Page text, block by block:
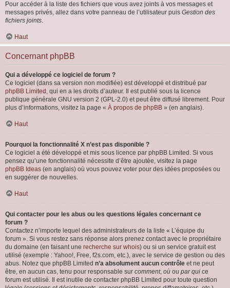
Pour accéder à la liste des fichiers que vous avez joints à vos messages et
messages privés, allez dans votre panneau de l’utilisateur puis Gestion des
fichiers joints.
Haut
Concernant phpBB
Qui a développé ce logiciel de forum ?
Ce logiciel (dans sa version non modifiée) est développé et distribué par
phpBB Limited , qui en a les droits d’auteur. Il est publié sous la licence
publique générale GNU version 2 (GPL-2.0) et peut être diffusé librement. Pour
plus d’informations, visitez la page « À propos de phpBB » (en anglais).
Haut
Pourquoi la fonctionnalité X n’est pas disponible ?
Ce logiciel a été développé et mis sous licence par phpBB Limited. Si vous
pensez qu’une fonctionnalité nécessite d’être ajoutée, visitez la page
phpBB Ideas (en anglais) où vous pouvez voter pour des idées proposées ou
en suggérer de nouvelles.
Haut
Qui contacter pour les abus ou les questions légales concernant ce
forum ?
Contactez n’importe lequel des administrateurs de la liste « L’équipe du
forum ». Si vous restez sans réponse alors prenez contact avec le propriétaire
du domaine (en faisant une recherche sur whois) ou si un service gratuit est
utilisé (exemple : Yahoo!, Free, f2s.com, etc.), avec le service de gestion ou des
abus. Notez que phpBB Limited n’a absolument aucun contrôle et ne peut
être, en aucun cas, tenu pour responsable sur comment, où ou par qui ce
forum est utilisé. Il est inutile de contacter phpBB Limited pour toute question